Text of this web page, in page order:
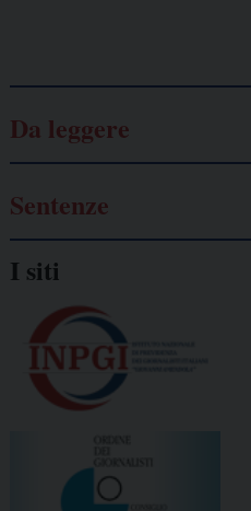
Da leggere
Sentenze
I siti